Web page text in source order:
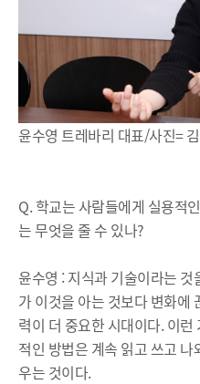
윤수영 트레바리 대표/사진=
Q. 학교는 사람들에게 실용적
는 무엇을 줄 수 있나?
윤수영 : 지식과 기술이라는 것
가 이것을 아는 것보다 변화에
력이 더 중요한 시대이다. 이
적인 방법은 계속 읽고 쓰고
우는 것이다.